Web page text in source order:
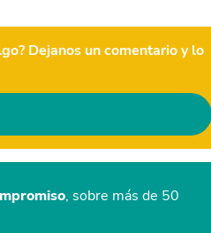
Dejanos un comentario y lo
, sobre más de 50